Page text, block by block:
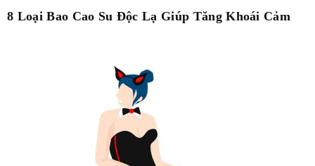
8 Loại Bao Cao Su Độc Lạ Giúp Tăng Khoái Cảm